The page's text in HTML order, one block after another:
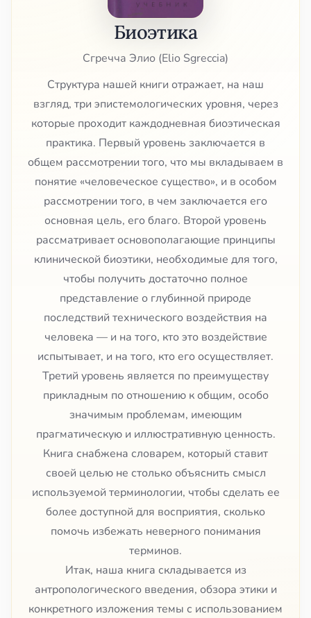
Биоэтика
Сгречча Элио (Elio Sgreccia)
Структура нашей книги отражает, на наш
взгляд, три эпистемологических уровня, через
которые проходит каждодневная биоэтическая
практика. Первый уровень заключается в
общем рассмотрении того, что мы вкладываем в
понятие «человеческое существо», и в особом
рассмотрении того, в чем заключается его
основная цель, его благо. Второй уровень
рассматривает основополагающие принципы
клинической биоэтики, необходимые для того,
чтобы получить достаточно полное
представление о глубинной природе
последствий технического воздействия на
человека — и на того, кто это воздействие
испытывает, и на того, кто его осуществляет.
Третий уровень является по преимуществу
прикладным по отношению к общим, особо
значимым проблемам, имеющим
прагматическую и иллюстративную ценность.
Книга снабжена словарем, который ставит
своей целью не столько объяснить смысл
используемой терминологии, чтобы сделать ее
более доступной для восприятия, сколько
помочь избежать неверного понимания
терминов.
Итак, наша книга складывается из
антропологического введения, обзора этики и
конкретного изложения темы с использованием